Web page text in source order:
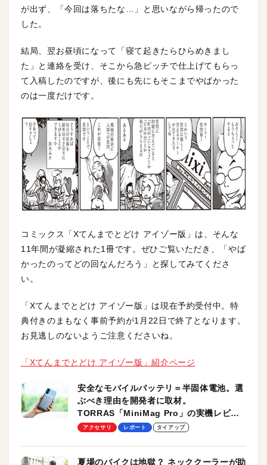
が出ず、「今回は落ちたな…」と思いながら帰ったので
した。
結局、翌お昼頃になって「寝て起きたらひらめきまし
た」と連絡を受け、そこから急ピッチで仕上げてもらっ
て入稿したのですが、後にも先にもそこまでやばかった
のは一度だけです。
コミックス「Xてんまでとどけ アイゾー版」は、そんな
11年間が凝縮された1冊です。ぜひご覧いただき、「やば
かったのってどの回なんだろう」と探してみてくださ
い。
「Xてんまでとどけ アイゾー版」は現在予約受付中。特
典付きのまもなく事前予約が1月22日で終了となります。
お見逃しのないようご注意くださいね。
「Xてんまでとどけ アイゾー版」紹介ページ
安全なモバイルバッテリ＝半固体電池。選
ぶべき理由を開発者に取材。
TORRAS「MiniMag Pro」の実機レビュ
ーも
アクセサリ レポート タイアップ
夏場のバイクは地獄？ ネッククーラーが助